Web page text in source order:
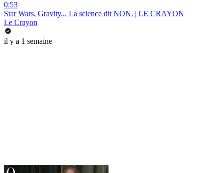
0:53
Star Wars, Gravity... La science dit NON. | LE CRAYON
Le Crayon
il y a 1 semaine